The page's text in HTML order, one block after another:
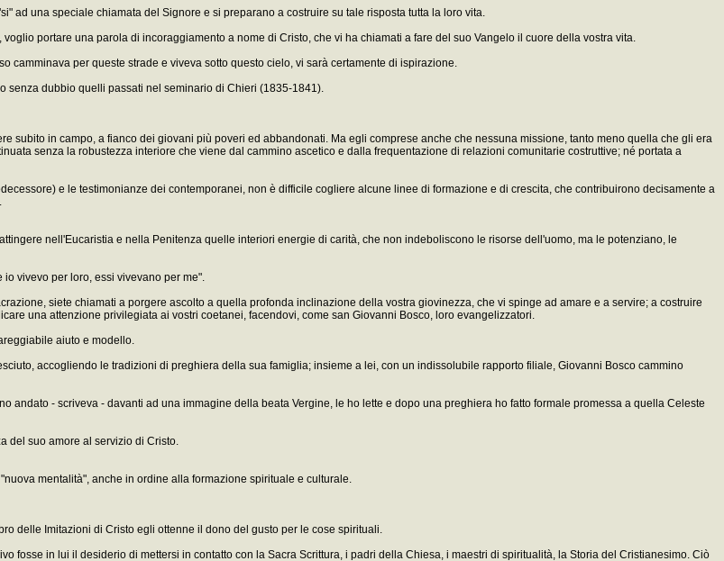
ad una speciale chiamata del Signore e si preparano a costruire su tale risposta tutta la loro vita.
portare una parola di incoraggiamento a nome di Cristo, che vi ha chiamati a fare del suo Vangelo il cuore della vostra vita.
per queste strade e viveva sotto questo cielo, vi sarà certamente di ispirazione.
senza dubbio quelli passati nel seminario di Chieri (1835-1841).
subito in campo, a fianco dei giovani più poveri ed abbandonati. Ma egli comprese anche che nessuna missione, tanto meno quella che gli era
senza la robustezza interiore che viene dal cammino ascetico e dalla frequentazione di relazioni comunitarie costruttive; né portata a
e le testimonianze dei contemporanei, non è difficile cogliere alcune linee di formazione e di crescita, che contribuirono decisamente a
nell'Eucaristia e nella Penitenza quelle interiori energie di carità, che non indeboliscono le risorse dell'uomo, ma le potenziano, le
vivevo per loro, essi vivevano per me".
siete chiamati a porgere ascolto a quella profonda inclinazione della vostra giovinezza, che vi spinge ad amare e a servire; a costruire
una attenzione privilegiata ai vostri coetanei, facendovi, come san Giovanni Bosco, loro evangelizzatori.
aiuto e modello.
accogliendo le tradizioni di preghiera della sua famiglia; insieme a lei, con un indissolubile rapporto filiale, Giovanni Bosco cammino
andato - scriveva - davanti ad una immagine della beata Vergine, le ho lette e dopo una preghiera ho fatto formale promessa a quella Celeste
del suo amore al servizio di Cristo.
mentalità", anche in ordine alla formazione spirituale e culturale.
delle Imitazioni di Cristo egli ottenne il dono del gusto per le cose spirituali.
fosse in lui il desiderio di mettersi in contatto con la Sacra Scrittura, i padri della Chiesa, i maestri di spiritualità, la Storia del Cristianesimo. Ciò